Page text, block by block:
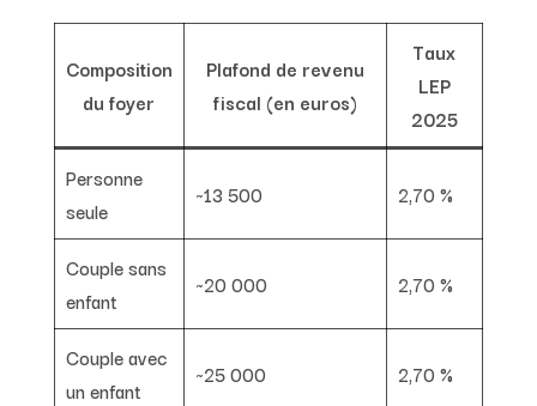
Composition
du foyer
Plafond de revenu
fiscal (en euros)
Taux
LEP
2025
Personne
seule
~13 500 2,70 %
Couple sans
enfant
~20 000 2,70 %
Couple avec
un enfant
~25 000 2,70 %